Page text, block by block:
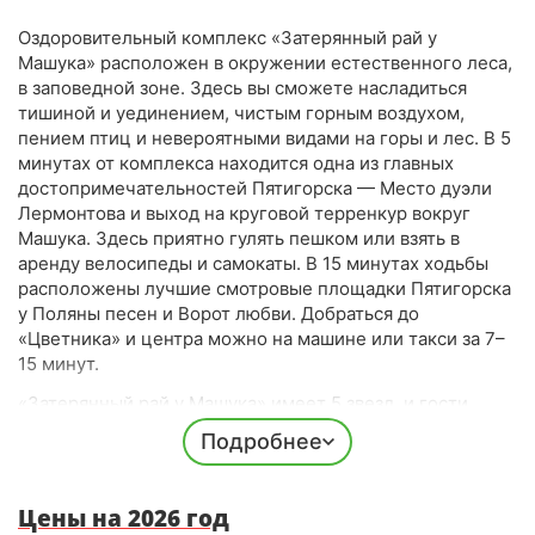
Оздоровительный комплекс «Затерянный рай у
Машука» расположен в окружении естественного леса,
в заповедной зоне. Здесь вы сможете насладиться
тишиной и уединением, чистым горным воздухом,
пением птиц и невероятными видами на горы и лес. В 5
минутах от комплекса находится одна из главных
достопримечательностей Пятигорска — Место дуэли
Лермонтова и выход на круговой терренкур вокруг
Машука. Здесь приятно гулять пешком или взять в
аренду велосипеды и самокаты. В 15 минутах ходьбы
расположены лучшие смотровые площадки Пятигорска
у Поляны песен и Ворот любви. Добраться до
«Цветника» и центра можно на машине или такси за 7–
15 минут.
«Затерянный рай у Машука» имеет 5 звезд, и гости
отмечают высокий уровень сервиса и комфорта.
Комплекс располагает своей закрытой территорией с
небом. На территории также находится собственный
Подробнее
Цены на 2026 год